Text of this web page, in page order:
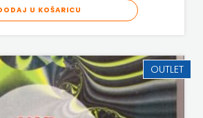
U KOŠARICU
OUTLET